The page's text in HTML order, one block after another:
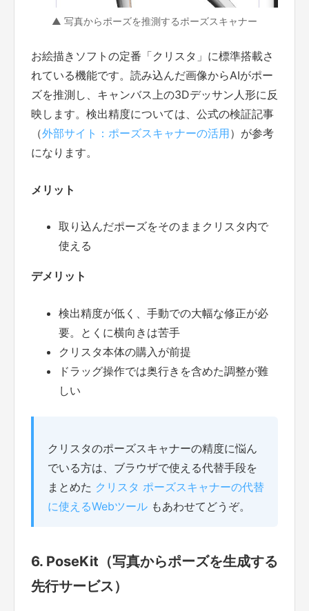
▲ 写真からポーズを推測するポーズスキャナー
お絵描きソフトの定番「クリスタ」に標準搭載さ
れている機能です。読み込んだ画像からAIがポー
ズを推測し、キャンバス上の3Dデッサン人形に反
映します。検出精度については、公式の検証記事
（外部サイト：ポーズスキャナーの活用）が参考
になります。
メリット
取り込んだポーズをそのままクリスタ内で
使える
デメリット
検出精度が低く、手動での大幅な修正が必
要。とくに横向きは苦手
クリスタ本体の購入が前提
ドラッグ操作では奥行きを含めた調整が難
しい
クリスタのポーズスキャナーの精度に悩ん
でいる方は、ブラウザで使える代替手段を
まとめた クリスタ ポーズスキャナーの代替
に使えるWebツール もあわせてどうぞ。
6. PoseKit（写真からポーズを生成する
先行サービス）